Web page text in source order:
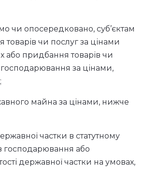
чи опосередковано, суб’єктам
чи послуг за цінами
або придбання товарів чи
господарювання за цінами,
майна за цінами, нижче
частки в статутному
господарювання або
державної частки на умовах,